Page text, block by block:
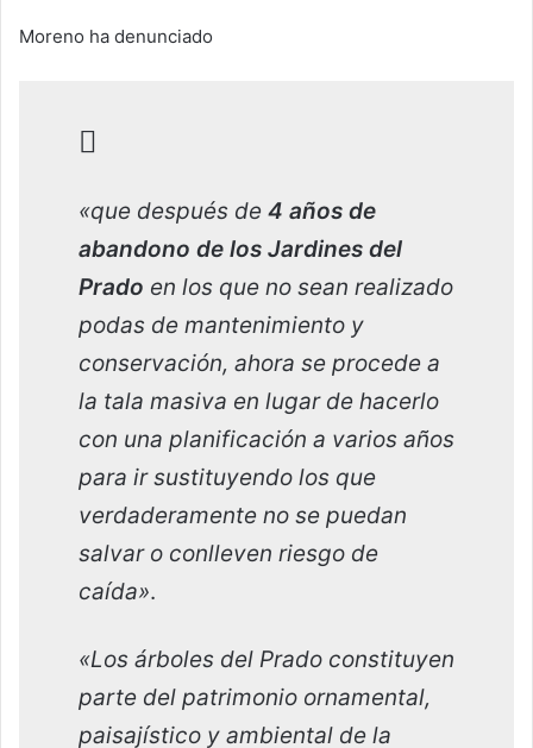
Moreno ha denunciado
«que después de 4 años de
abandono de los Jardines del
Prado en los que no sean realizado
podas de mantenimiento y
conservación, ahora se procede a
la tala masiva en lugar de hacerlo
con una planificación a varios años
para ir sustituyendo los que
verdaderamente no se puedan
salvar o conlleven riesgo de
caída».
«Los árboles del Prado constituyen
parte del patrimonio ornamental,
paisajístico y ambiental de la